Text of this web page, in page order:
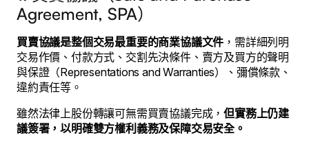
Agreement, SPA）
買賣協議是整個交易最重要的商業協議文件 ，需詳細列明
交易作價、付款方式、交割先決條件、賣方及買方的聲明
與保證（Representations and Warranties）、彌償條款、
違約責任等。
雖然法律上股份轉讓可無需買賣協議完成，但實務上仍建
議簽署，以明確雙方權利義務及保障交易安全。